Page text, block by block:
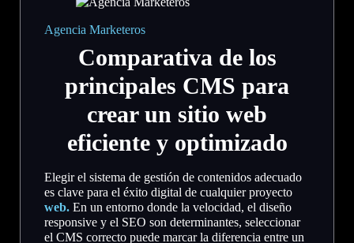
Agencia Marketeros
Comparativa de los
principales CMS para
crear un sitio web
eficiente y optimizado
Elegir el sistema de gestión de contenidos adecuado
es clave para el éxito digital de cualquier proyecto
web. En un entorno donde la velocidad, el diseño
responsive y el SEO son determinantes, seleccionar
el CMS correcto puede marcar la diferencia entre un